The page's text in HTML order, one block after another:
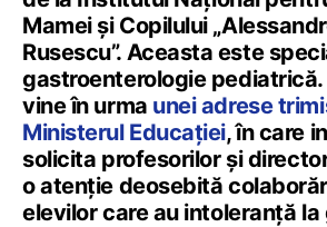
Mamei și Copilului
Rusescu”. Aceasta este
gastroenterologie
vine în urma unei adrese
Ministerul Educației, în care
solicita profesorilor și
o atenție deosebită
elevilor care au intoleranță la